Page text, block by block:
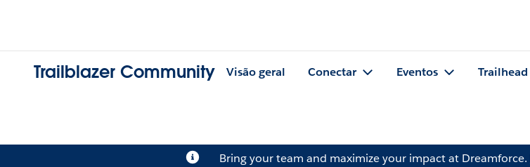
Trailblazer Community Visão geral Conectar Eventos Trailhead
Bring your team and maximize your impact at Dreamforce.